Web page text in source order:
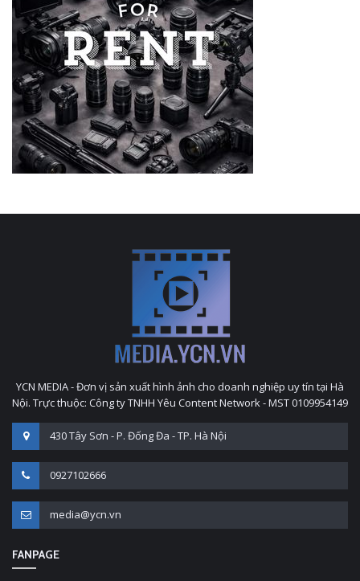
YCN MEDIA - Đơn vị sản xuất hình ảnh cho doanh nghiệp uy tín tại Hà
Nội. Trực thuộc: Công ty TNHH Yêu Content Network - MST 0109954149
430 Tây Sơn - P. Đống Đa - TP. Hà Nội
0927102666
media@ycn.vn
FANPAGE